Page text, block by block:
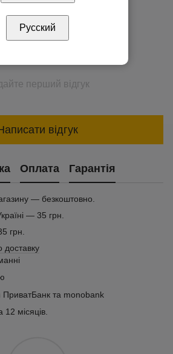
перший відгук
відгук
Оплата Гарантія
— безкоштовно.
— 35 грн.
грн.
доставку
та monobank
12 місяців.
Русский